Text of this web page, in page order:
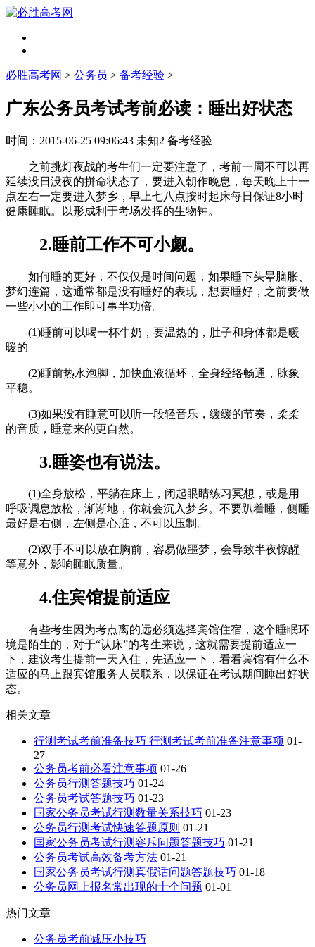
必胜高考网 > 公务员 > 备考经验 >
广东公务员考试考前必读：睡出好状态
时间： 2015-06-25 09:06:43 未知2 备考经验
之前挑灯夜战的考生们一定要注意了，考前一周不可以再
延续没日没夜的拼命状态了，要进入朝作晚息，每天晚上十一
点左右一定要进入梦乡，早上七八点按时起床每日保证8小时
健康睡眠。以形成利于考场发挥的生物钟。
2.睡前工作不可小觑。
如何睡的更好，不仅仅是时间问题，如果睡下头晕脑胀、
梦幻连篇，这通常都是没有睡好的表现，想要睡好，之前要做
一些小小的工作即可事半功倍。
(1)睡前可以喝一杯牛奶，要温热的，肚子和身体都是暖
暖的
(2)睡前热水泡脚，加快血液循环，全身经络畅通，脉象
平稳。
(3)如果没有睡意可以听一段轻音乐，缓缓的节奏，柔柔
的音质，睡意来的更自然。
3.睡姿也有说法。
(1)全身放松，平躺在床上，闭起眼睛练习冥想，或是用
呼吸调息放松，渐渐地，你就会沉入梦乡。不要趴着睡，侧睡
最好是右侧，左侧是心脏，不可以压制。
(2)双手不可以放在胸前，容易做噩梦，会导致半夜惊醒
等意外，影响睡眠质量。
4.住宾馆提前适应
有些考生因为考点离的远必须选择宾馆住宿，这个睡眠环
境是陌生的，对于“认床”的考生来说，这就需要提前适应一
下，建议考生提前一天入住，先适应一下，看看宾馆有什么不
适应的马上跟宾馆服务人员联系，以保证在考试期间睡出好状
态。
相关文章
行测考试考前准备技巧 行测考试考前准备注意事项 01-
27
公务员考前必看注意事项 01-26
公务员行测答题技巧 01-24
公务员考试答题技巧 01-23
国家公务员考试行测数量关系技巧 01-23
公务员行测考试快速答题原则 01-21
国家公务员考试行测容斥问题答题技巧 01-21
公务员考试高效备考方法 01-21
国家公务员考试行测真假话问题答题技巧 01-18
公务员网上报名常出现的十个问题 01-01
热门文章
公务员考前减压小技巧